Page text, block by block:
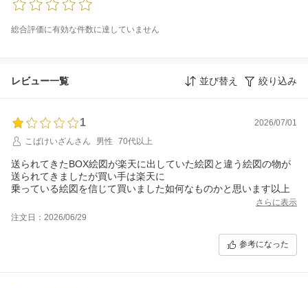
総合評価に有効な件数に達していません
レビュー一覧 並び替え 絞り込み
1
2026/07/01
こばけいざんさん
男性 70代以上
送られてきたBOX絵図が楽天に出していた絵図と違う絵図の物が
送られてきましたが買い手は楽天に
さらに表示
注文日：2026/06/29
参考になった